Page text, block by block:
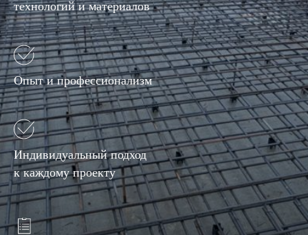
технологий и материалов
Опыт и профессионализм
Индивидуальный подход
к каждому проекту